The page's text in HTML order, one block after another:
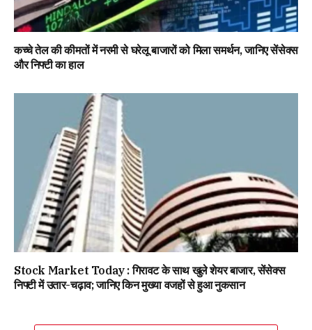
कच्चे तेल की कीमतों में नरमी से घरेलू बाजारों को मिला समर्थन, जानिए सेंसेक्स
और निफ्टी का हाल
Stock Market Today : गिरावट के साथ खुले शेयर बाजार, सेंसेक्स
निफ्टी में उतार-चढ़ाव; जानिए किन मुख्या वजहों से हुआ नुकसान